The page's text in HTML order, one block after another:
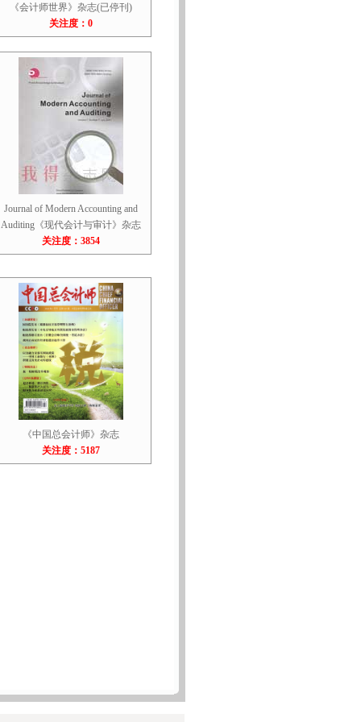
《会计师世界》杂志(已停刊)
关注度：0
Journal of Modern Accounting and
Auditing《现代会计与审计》杂志
关注度：3854
《中国总会计师》杂志
关注度：5187